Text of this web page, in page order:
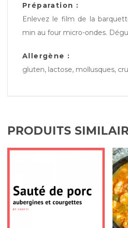
Préparation :
Enlevez le film de la
min au four micro-ondes.
Allergène :
gluten, lactose, mollusques,
PRODUITS